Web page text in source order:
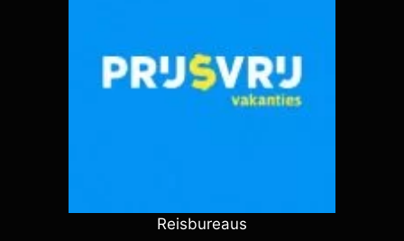
Reisbureaus